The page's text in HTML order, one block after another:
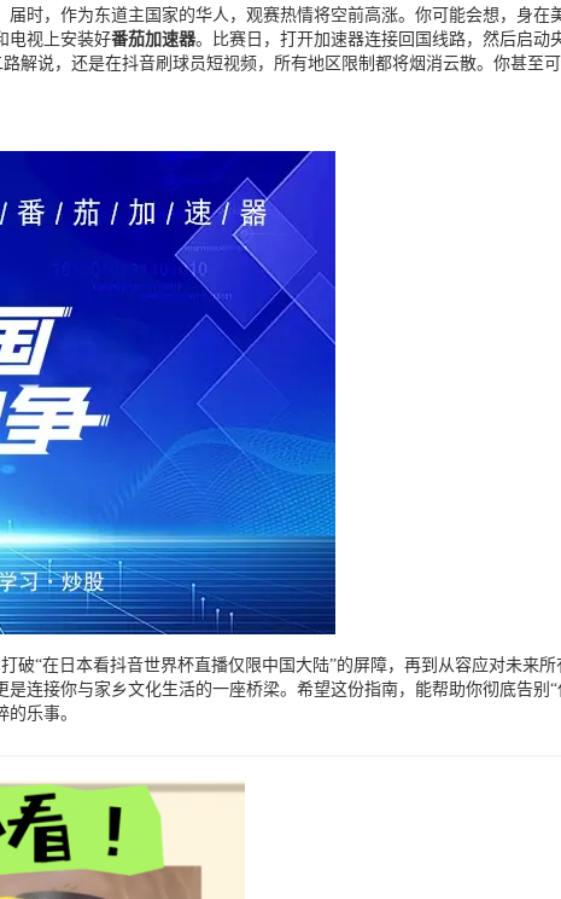
时，作为东道主国家的华人，观赛热情将空前高涨。你可能会想，身
电视上安装好番茄加速器。比赛日，打开加速器连接回国线路，然后启动
解说，还是在抖音刷球员短视频，所有地区限制都将烟消云散。你甚至
破“在日本看抖音世界杯直播仅限中国大陆”的屏障，再到从容应对未来
连接你与家乡文化生活的一座桥梁。希望这份指南，能帮助你彻底告别
乐事。